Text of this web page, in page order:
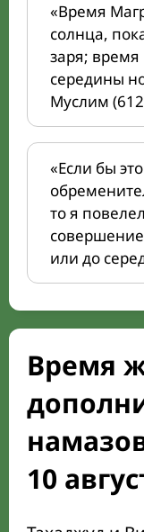
«Время
солнца,
заря;
середины
Муслим
«Если бы
то я
или до
Время
10